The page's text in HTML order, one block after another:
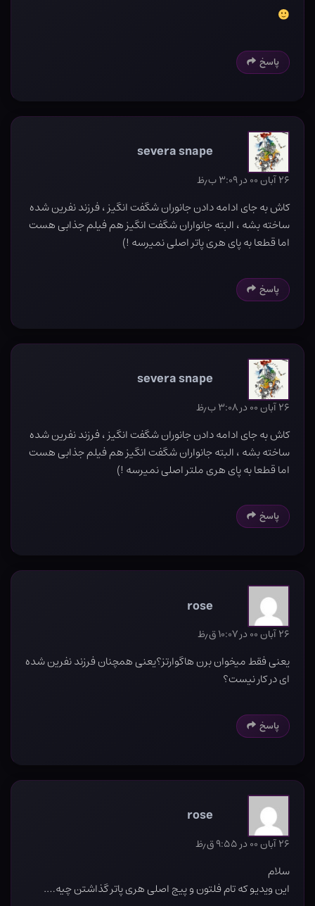
پاسخ
severa snape
۲۶ آبان ۰۰ در ۳:۰۹ ب٫ظ
کاش به جای ادامه دادن جانوران شگفت انگیز ، فرزند نفرین شده
ساخته بشه ، البته جانواران شگفت انگیز هم فیلم جذابی هست
اما قطعا به پای هری پاتر اصلی نمیرسه !)
پاسخ
severa snape
۲۶ آبان ۰۰ در ۳:۰۸ ب٫ظ
کاش به جای ادامه دادن جانوران شگفت انگیز ، فرزند نفرین شده
ساخته بشه ، البته جانواران شگفت انگیز هم فیلم جذابی هست
اما قطعا به پای هری ملتر اصلی نمیرسه !)
پاسخ
rose
۲۶ آبان ۰۰ در ۱۰:۰۷ ق٫ظ
یعنی فقط میخوان برن هاگوارتز؟یعنی همچنان فرزند نفرین شده
ای در کار نیست؟
پاسخ
rose
۲۶ آبان ۰۰ در ۹:۵۵ ق٫ظ
سلام
این ویدیو که تام فلتون و پیج اصلی هری پاتر گذاشتن چیه….